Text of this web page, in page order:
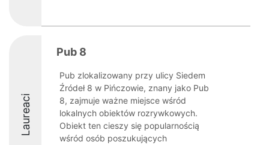
Laureaci
Pub 8
Pub zlokalizowany przy ulicy Siedem
Źródeł 8 w Pińczowie, znany jako Pub
8, zajmuje ważne miejsce wśród
lokalnych obiektów rozrywkowych.
Obiekt ten cieszy się popularnością
wśród osób poszukujących